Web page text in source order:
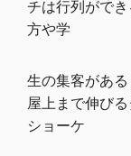
チは行列がで
方や学
生の集客があ
屋上まで伸び
ショーケ